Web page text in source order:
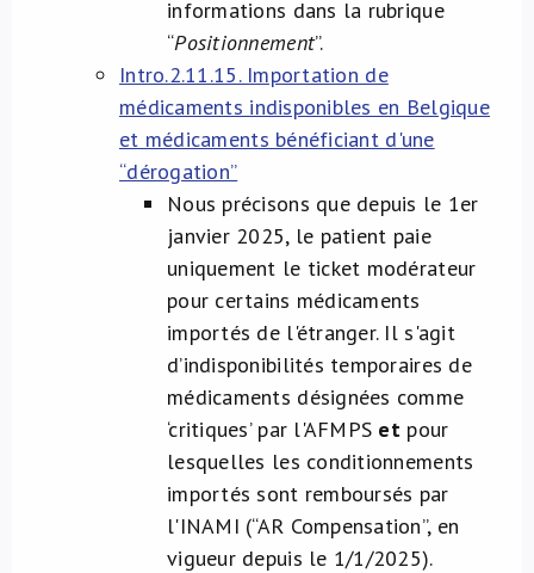
informations dans la rubrique
“Positionnement”.
Intro.2.11.15. Importation de
médicaments indisponibles en Belgique
et médicaments bénéficiant d'une
“dérogation”
Nous précisons que depuis le 1er
janvier 2025, le patient paie
uniquement le ticket modérateur
pour certains médicaments
importés de l'étranger. Il s'agit
d’indisponibilités temporaires de
médicaments désignées comme
‘critiques’ par l'AFMPS et pour
lesquelles les conditionnements
importés sont remboursés par
l'INAMI (“AR Compensation”, en
vigueur depuis le 1/1/2025).